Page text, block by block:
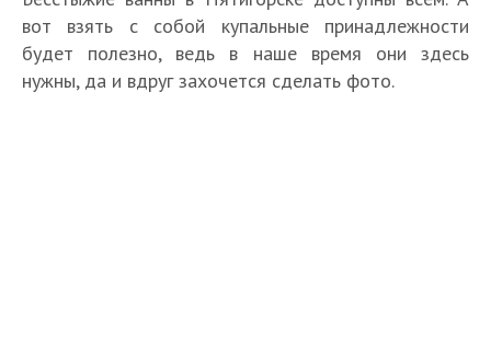
вот взять с собой купальные принадлежности
будет полезно, ведь в наше время они здесь
нужны, да и вдруг захочется сделать фото.